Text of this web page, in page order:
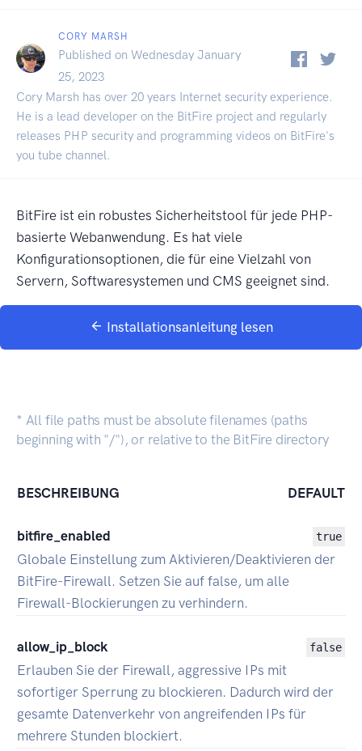
CORY MARSH
Published on Wednesday January
25, 2023
Cory Marsh has over 20 years Internet security experience.
He is a lead developer on the BitFire project and regularly
releases PHP security and programming videos on BitFire's
you tube channel.
BitFire ist ein robustes Sicherheitstool für jede PHP-
basierte Webanwendung. Es hat viele
Konfigurationsoptionen, die für eine Vielzahl von
Servern, Softwaresystemen und CMS geeignet sind.
Installationsanleitung lesen
* All file paths must be absolute filenames (paths
beginning with "/"), or relative to the BitFire directory
BESCHREIBUNG DEFAULT
bitfire_enabled true
Globale Einstellung zum Aktivieren/Deaktivieren der
BitFire-Firewall. Setzen Sie auf false, um alle
Firewall-Blockierungen zu verhindern.
allow_ip_block false
Erlauben Sie der Firewall, aggressive IPs mit
sofortiger Sperrung zu blockieren. Dadurch wird der
gesamte Datenverkehr von angreifenden IPs für
mehrere Stunden blockiert.